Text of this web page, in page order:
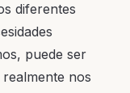
diferentes
puede ser
nos